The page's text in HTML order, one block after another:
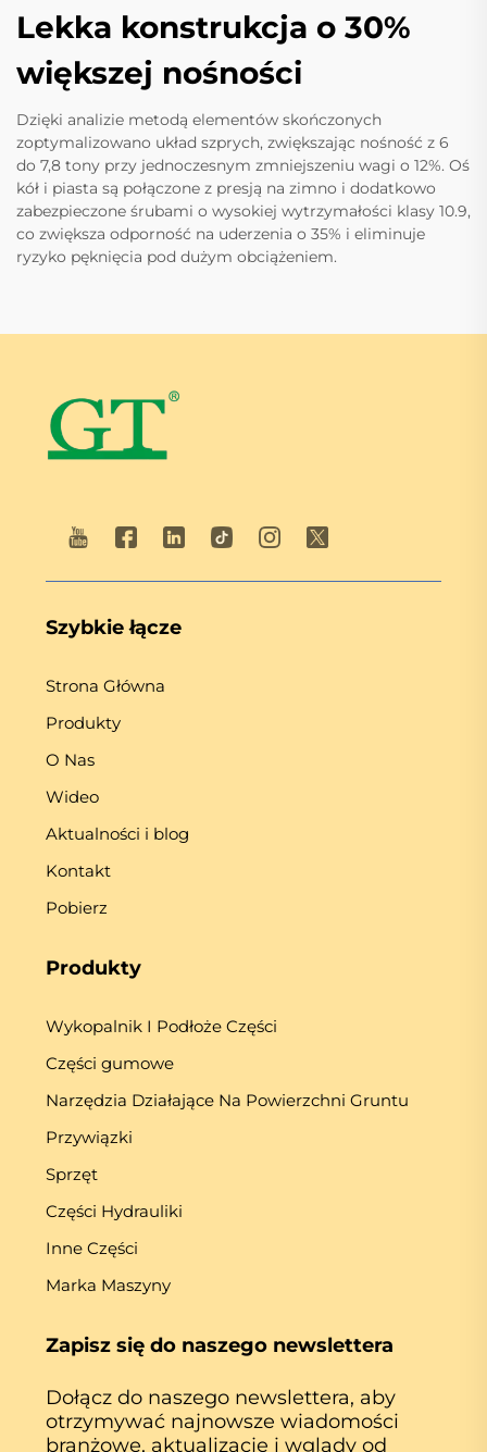
Lekka konstrukcja o 30%
większej nośności
Dzięki analizie metodą elementów skończonych
zoptymalizowano układ szprych, zwiększając nośność z 6
do 7,8 tony przy jednoczesnym zmniejszeniu wagi o 12%. Oś
kół i piasta są połączone z presją na zimno i dodatkowo
zabezpieczone śrubami o wysokiej wytrzymałości klasy 10.9,
co zwiększa odporność na uderzenia o 35% i eliminuje
ryzyko pęknięcia pod dużym obciążeniem.
Szybkie łącze
Strona Główna
Produkty
O Nas
Wideo
Aktualności i blog
Kontakt
Pobierz
Produkty
Wykopalnik I Podłoże Części
Części gumowe
Narzędzia Działające Na Powierzchni Gruntu
Przywiązki
Sprzęt
Części Hydrauliki
Inne Części
Marka Maszyny
Zapisz się do naszego newslettera
Dołącz do naszego newslettera, aby
otrzymywać najnowsze wiadomości
branżowe, aktualizacje i wglądy od